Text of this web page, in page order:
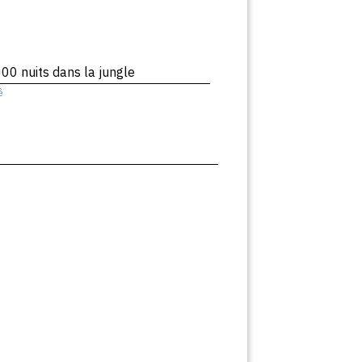
nuits dans la jungle